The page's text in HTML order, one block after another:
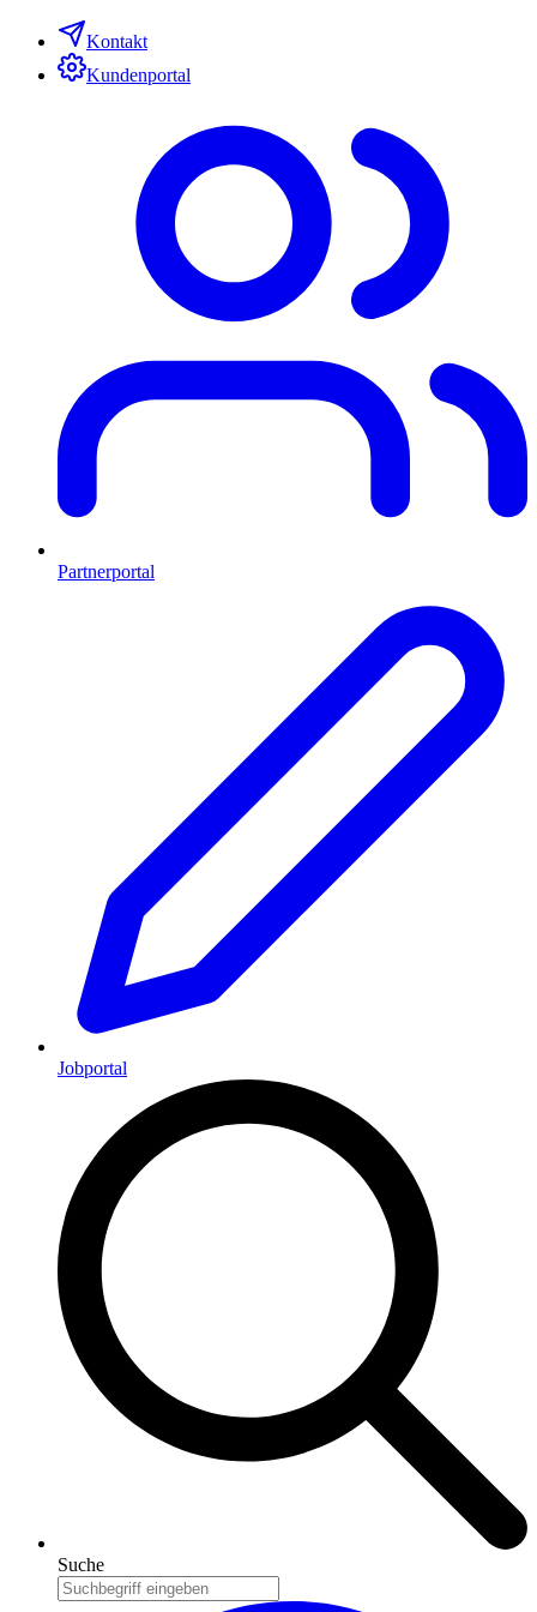
Kontakt
Kundenportal
Partnerportal
Jobportal
Suche